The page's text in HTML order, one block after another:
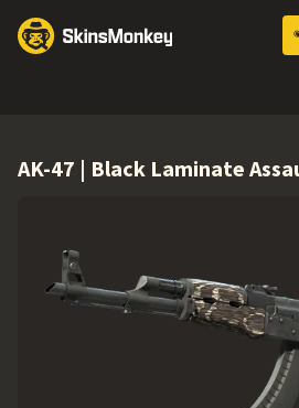
AK-47 | Black Laminate